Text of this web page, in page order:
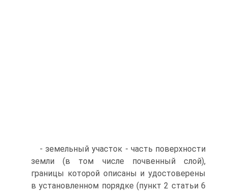
- земельный участок - часть поверхности
земли (в том числе почвенный слой),
границы которой описаны и удостоверены
в установленном порядке (пункт 2 статьи 6